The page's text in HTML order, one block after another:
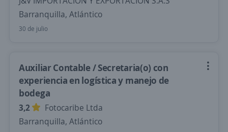
Barranquilla, Atlántico
30 de julio
Auxiliar Contable / Secretaria(o) con
experiencia en logística y manejo de
bodega
3,2
Fotocaribe Ltda
Barranquilla, Atlántico